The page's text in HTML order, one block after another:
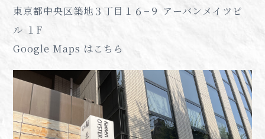
東京都中央区築地３丁目１６−９ アーバンメイツビ
ル １F
Google Maps はこちら